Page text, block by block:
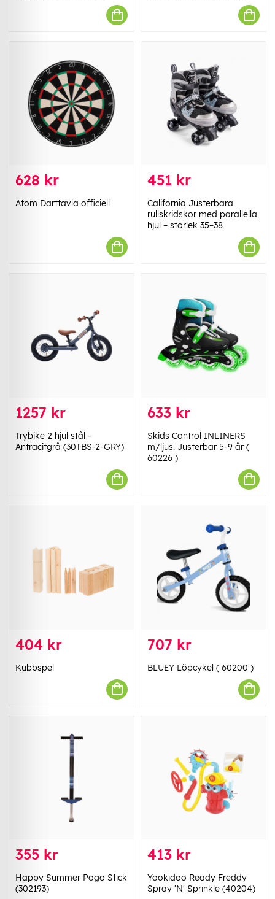
628 kr
Atom Darttavla officiell
451 kr
California Justerbara
rullskridskor med parallella
hjul – storlek 35–38
1257 kr
Trybike 2 hjul stål -
Antracitgrå (30TBS-2-GRY)
633 kr
Skids Control INLINERS
m/ljus. Justerbar 5-9 år (
60226 )
404 kr
Kubbspel
707 kr
BLUEY Löpcykel ( 60200 )
355 kr
Happy Summer Pogo Stick
(302193)
413 kr
Yookidoo Ready Freddy
Spray 'N' Sprinkle (40204)